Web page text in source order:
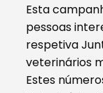
Esta
pessoas
respetiva
veterinários
Estes